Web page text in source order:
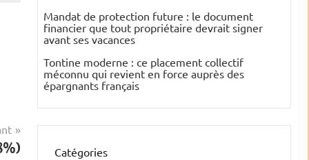
Mandat de protection future : le document
financier que tout propriétaire devrait signer
avant ses vacances
Tontine moderne : ce placement collectif
méconnu qui revient en force auprès des
épargnants français
Catégories